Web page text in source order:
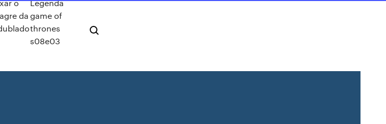
o
da
Legenda
game of
thrones
s08e03